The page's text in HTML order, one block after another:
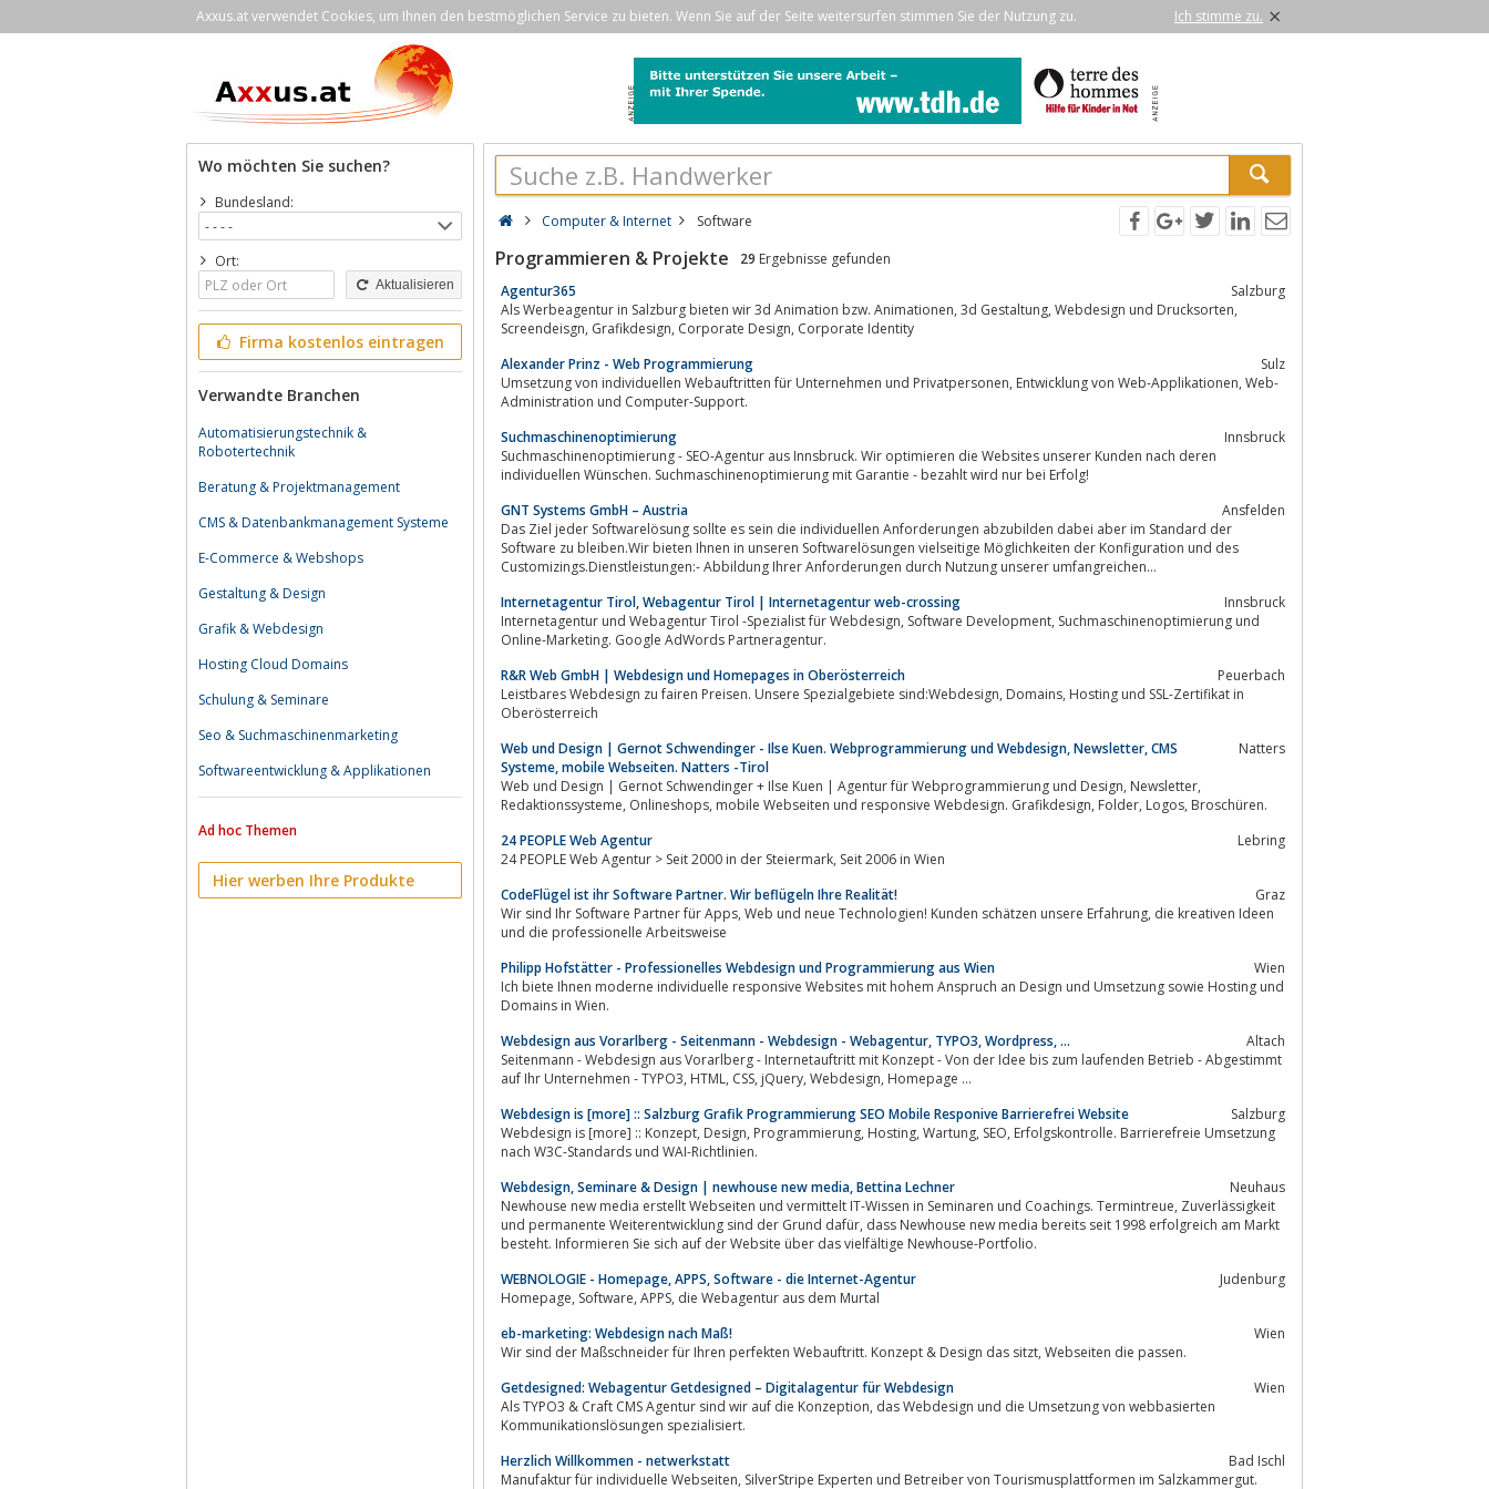
Axxus.at verwendet Cookies, um Ihnen den bestmöglichen Service zu bieten. Wenn Sie auf der Seite weitersurfen stimmen Sie der Nutzung zu. Ich stimme zu. ×
Wo möchten Sie suchen?
Bundesland:
Ort:
Aktualisieren
Firma kostenlos eintragen
Verwandte Branchen
Automatisierungstechnik &
Robotertechnik
Beratung & Projektmanagement
CMS & Datenbankmanagement Systeme
E-Commerce & Webshops
Gestaltung & Design
Grafik & Webdesign
Hosting Cloud Domains
Schulung & Seminare
Seo & Suchmaschinenmarketing
Softwareentwicklung & Applikationen
Ad hoc Themen
Hier werben Ihre Produkte
Computer & Internet Software
Programmieren & Projekte 29 Ergebnisse gefunden
Agentur365
Salzburg
Als Werbeagentur in Salzburg bieten wir 3d Animation bzw. Animationen, 3d Gestaltung, Webdesign und Drucksorten,
Screendeisgn, Grafikdesign, Corporate Design, Corporate Identity
Alexander Prinz - Web Programmierung
Sulz
Umsetzung von individuellen Webauftritten für Unternehmen und Privatpersonen, Entwicklung von Web-Applikationen, Web-
Administration und Computer-Support.
Suchmaschinenoptimierung
Innsbruck
Suchmaschinenoptimierung - SEO-Agentur aus Innsbruck. Wir optimieren die Websites unserer Kunden nach deren
individuellen Wünschen. Suchmaschinenoptimierung mit Garantie - bezahlt wird nur bei Erfolg!
GNT Systems GmbH – Austria
Ansfelden
Das Ziel jeder Softwarelösung sollte es sein die individuellen Anforderungen abzubilden dabei aber im Standard der
Software zu bleiben.Wir bieten Ihnen in unseren Softwarelösungen vielseitige Möglichkeiten der Konfiguration und des
Customizings.Dienstleistungen:- Abbildung Ihrer Anforderungen durch Nutzung unserer umfangreichen...
Internetagentur Tirol, Webagentur Tirol | Internetagentur web-crossing
Innsbruck
Internetagentur und Webagentur Tirol -Spezialist für Webdesign, Software Development, Suchmaschinenoptimierung und
Online-Marketing. Google AdWords Partneragentur.
R&R Web GmbH | Webdesign und Homepages in Oberösterreich
Peuerbach
Leistbares Webdesign zu fairen Preisen. Unsere Spezialgebiete sind:Webdesign, Domains, Hosting und SSL-Zertifikat in
Oberösterreich
Web und Design | Gernot Schwendinger - Ilse Kuen. Webprogrammierung und Webdesign, Newsletter, CMS
Systeme, mobile Webseiten. Natters -Tirol
Natters
Web und Design | Gernot Schwendinger + Ilse Kuen | Agentur für Webprogrammierung und Design, Newsletter,
Redaktionssysteme, Onlineshops, mobile Webseiten und responsive Webdesign. Grafikdesign, Folder, Logos, Broschüren.
24 PEOPLE Web Agentur
Lebring
24 PEOPLE Web Agentur > Seit 2000 in der Steiermark, Seit 2006 in Wien
CodeFlügel ist ihr Software Partner. Wir beflügeln Ihre Realität!
Graz
Wir sind Ihr Software Partner für Apps, Web und neue Technologien! Kunden schätzen unsere Erfahrung, die kreativen Ideen
und die professionelle Arbeitsweise
Philipp Hofstätter - Professionelles Webdesign und Programmierung aus Wien
Wien
Ich biete Ihnen moderne individuelle responsive Websites mit hohem Anspruch an Design und Umsetzung sowie Hosting und
Domains in Wien.
Webdesign aus Vorarlberg - Seitenmann - Webdesign - Webagentur, TYPO3, Wordpress, ...
Altach
Seitenmann - Webdesign aus Vorarlberg - Internetauftritt mit Konzept - Von der Idee bis zum laufenden Betrieb - Abgestimmt
auf Ihr Unternehmen - TYPO3, HTML, CSS, jQuery, Webdesign, Homepage ...
Webdesign is [more] :: Salzburg Grafik Programmierung SEO Mobile Responive Barrierefrei Website
Salzburg
Webdesign is [more] :: Konzept, Design, Programmierung, Hosting, Wartung, SEO, Erfolgskontrolle. Barrierefreie Umsetzung
nach W3C-Standards und WAI-Richtlinien.
Webdesign, Seminare & Design | newhouse new media, Bettina Lechner
Neuhaus
Newhouse new media erstellt Webseiten und vermittelt IT-Wissen in Seminaren und Coachings. Termintreue, Zuverlässigkeit
und permanente Weiterentwicklung sind der Grund dafür, dass Newhouse new media bereits seit 1998 erfolgreich am Markt
besteht. Informieren Sie sich auf der Website über das vielfältige Newhouse-Portfolio.
WEBNOLOGIE - Homepage, APPS, Software - die Internet-Agentur
Judenburg
Homepage, Software, APPS, die Webagentur aus dem Murtal
eb-marketing: Webdesign nach Maß!
Wien
Wir sind der Maßschneider für Ihren perfekten Webauftritt. Konzept & Design das sitzt, Webseiten die passen.
Getdesigned: Webagentur Getdesigned – Digitalagentur für Webdesign
Wien
Als TYPO3 & Craft CMS Agentur sind wir auf die Konzeption, das Webdesign und die Umsetzung von webbasierten
Kommunikationslösungen spezialisiert.
Herzlich Willkommen - netwerkstatt
Bad Ischl
Manufaktur für individuelle Webseiten, SilverStripe Experten und Betreiber von Tourismusplattformen im Salzkammergut.